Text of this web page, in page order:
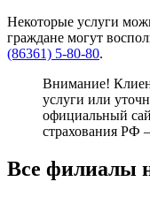
Некоторые услуги
граждане могут
(86361) 5-80-80.
Внимание!
услуги или
официальный
страхования РФ
Все филиалы